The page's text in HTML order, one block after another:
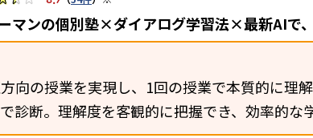
マンの個別塾×ダイアログ学習法×最新AIで
向の授業を実現し、1回の授業で本質的に理
診断。理解度を客観的に把握でき、効率的な